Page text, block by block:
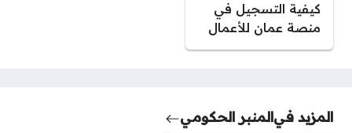
كيفية التسجيل في
منصة عمان للأعمال
المزيد فيالمنبر الحكومي